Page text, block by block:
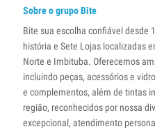
Sobre o grupo Bite
Bite sua escolha confiável desde
história e Sete Lojas localizadas
Norte e Imbituba. Oferecemos
incluindo peças, acessórios e
e complementos, além de tintas
região, reconhecidos por nossa
excepcional, atendimento